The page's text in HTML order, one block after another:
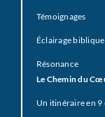
Témoignages
Éclairage biblique
Résonance
Le Chemin du
Un itinéraire en 9